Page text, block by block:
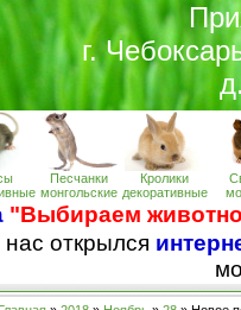
г.
Песчанки
монгольские
Кролики
декоративные
"Выбираем
открылся